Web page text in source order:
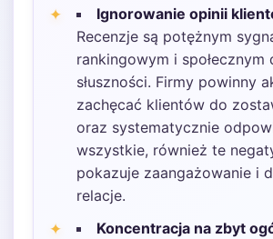
Ignorowanie opinii
Recenzje są potężnym
rankingowym i społecznym
słuszności. Firmy powinny
zachęcać klientów do
oraz systematycznie
wszystkie, również te
pokazuje zaangażowanie i
relacje.
Koncentracja na zbyt